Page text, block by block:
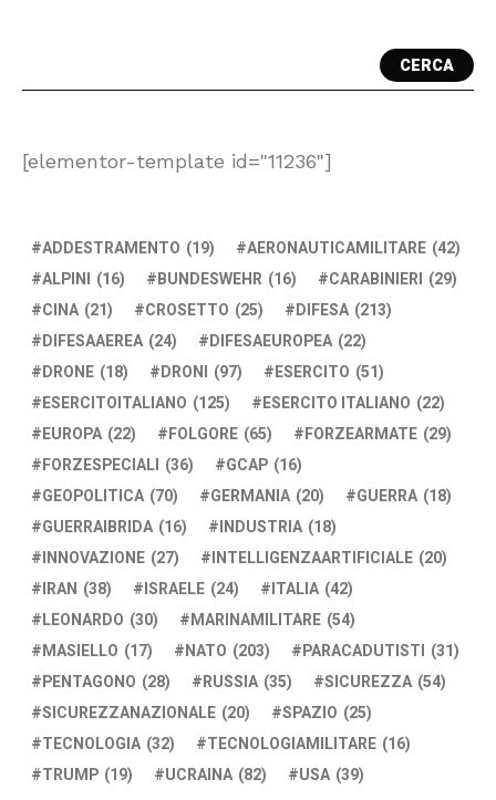
CERCA
[elementor-template id="11236"]
ADDESTRAMENTO (19) AERONAUTICAMILITARE (42)
ALPINI (16) BUNDESWEHR (16) CARABINIERI (29)
CINA (21) CROSETTO (25) DIFESA (213)
DIFESAAEREA (24) DIFESAEUROPEA (22)
DRONE (18) DRONI (97) ESERCITO (51)
ESERCITOITALIANO (125) ESERCITO ITALIANO (22)
EUROPA (22) FOLGORE (65) FORZEARMATE (29)
FORZESPECIALI (36) GCAP (16)
GEOPOLITICA (70) GERMANIA (20) GUERRA (18)
GUERRAIBRIDA (16) INDUSTRIA (18)
INNOVAZIONE (27) INTELLIGENZAARTIFICIALE (20)
IRAN (38) ISRAELE (24) ITALIA (42)
LEONARDO (30) MARINAMILITARE (54)
MASIELLO (17) NATO (203) PARACADUTISTI (31)
PENTAGONO (28) RUSSIA (35) SICUREZZA (54)
SICUREZZANAZIONALE (20) SPAZIO (25)
TECNOLOGIA (32) TECNOLOGIAMILITARE (16)
TRUMP (19) UCRAINA (82) USA (39)